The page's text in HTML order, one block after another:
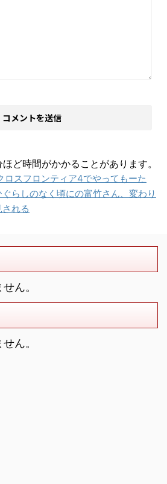
ど時間がかかることがあります。
ロスフロンティア4でやってもーた
ぐらしのなく頃にの富竹さん、変わり
れる
ん。
ん。